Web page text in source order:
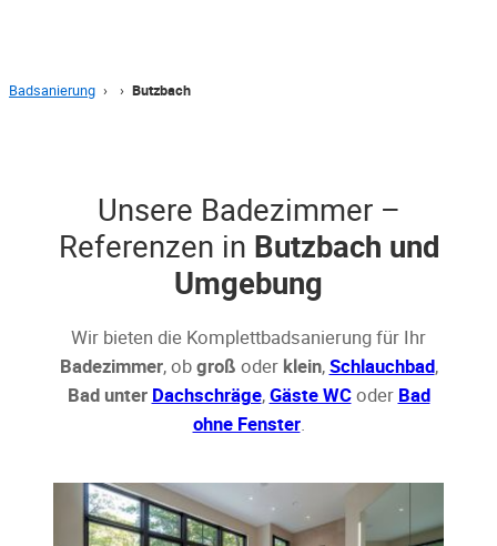
Badsanierung › › Butzbach
Unsere Badezimmer –
Referenzen in Butzbach und
Umgebung
Wir bieten die Komplettbadsanierung für Ihr
Badezimmer, obgroß oder klein,Schlauchbad,
Bad unter Dachschräge,Gäste WCoder Bad
ohne Fenster.